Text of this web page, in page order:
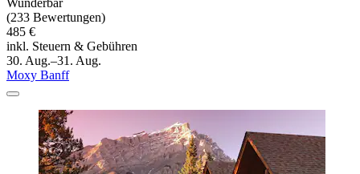
(233 Bewertungen)
485 €
inkl. Steuern & Gebühren
30. Aug.–31. Aug.
Moxy Banff